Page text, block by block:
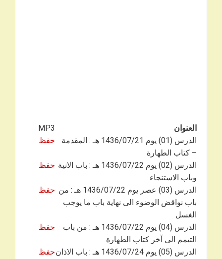
العنوان
MP3
الدرس (01) يوم 1436/07/21 هـ : المقدمة
– كتاب الطهارة
حفظ
الدرس (02) يوم 1436/07/22 هـ : باب الانية
وباب الاستنجاء
حفظ
الدرس (03) عصر يوم 1436/07/22 هـ : من
باب نواقض الوضوء الى نهاية باب ما يوجب
الغسل
حفظ
الدرس (04) يوم 1436/07/22 هـ : من باب
التيمم الى آخر كتاب الطهارة
حفظ
الدرس (05) يوم 1436/07/24 هـ : باب الاذانحفظ